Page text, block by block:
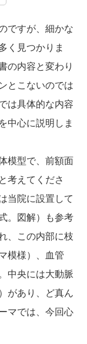
ですが、細かな
く見つかりま
の内容と変わり
とこないのでは
は具体的な内容
中心に説明しま
模型で、前額面
考えてくださ
当院に設置して
。図解）も参考
、この内部に枝
模様）、血管
中央には大動脈
があり、ど真ん
マでは、今回心